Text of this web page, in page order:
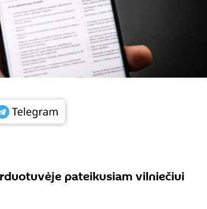
pateikusiam vilniečiui